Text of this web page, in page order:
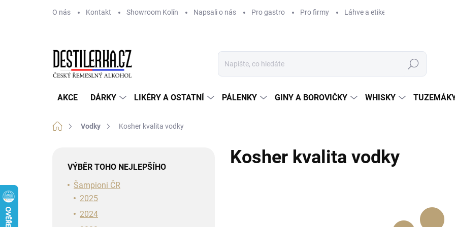
O nás Kontakt Showroom Kolín Napsali o nás Pro gastro Pro firmy Láhve a etikety na míru
Hledat
AKCE DÁRKY LIKÉRY A OSTATNÍ PÁLENKY GINY A BOROVIČKY WHISKY
Domů Vodky Kosher kvalita vodky
VÝBĚR TOHO NEJLEPŠÍHO
Šampioni ČR
2025
2024
Kosher kvalita vodky